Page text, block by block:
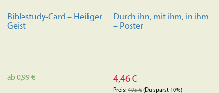
Biblestudy-Card – Heiliger
Geist
ab 0,99€
Durch ihn, mit ihm, in ihm
– Poster
4,46€
Preis:4,95€(Du sparst 10%)